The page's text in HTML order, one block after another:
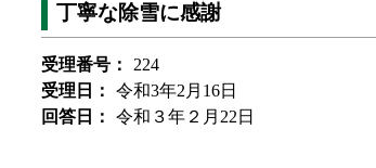
丁寧な除雪に感謝
受理番号：
224
受理日：
令和3年2月16日
回答日：
令和３年２月22日